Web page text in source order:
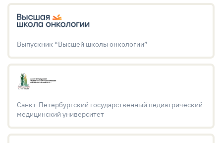
Выпускник “Высшей школы онкологии”
Санкт-Петербургский государственный педиатрический
медицинский университет